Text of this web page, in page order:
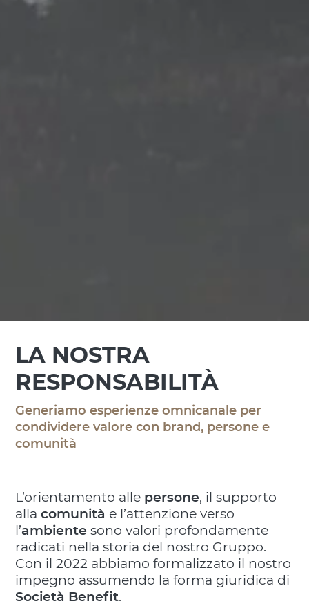
LA NOSTRA
RESPONSABILITÀ
Generiamo esperienze omnicanale per
condividere valore con brand, persone e
comunità
L’orientamento alle persone, il supporto
allacomunità e l’attenzione verso
l’ambiente sono valori profondamente
radicati nella storia del nostro Gruppo.
Con il 2022 abbiamo formalizzato il nostro
impegno assumendo la forma giuridica di
Società Benefit.